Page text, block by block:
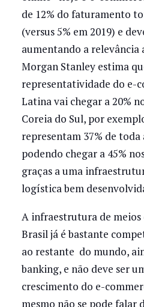
de 12% do faturamento
(versus 5% em 2019) e
aumentando a relevância
Morgan Stanley estima
representatividade do e-
Latina vai chegar a 20%
Coreia do Sul, por
representam 37% de
podendo chegar a 45%
graças a uma
logística bem
A infraestrutura de meios
Brasil já é bastante
ao restante do mundo,
banking, e não deve ser
crescimento do e-
mesmo não se pode falar